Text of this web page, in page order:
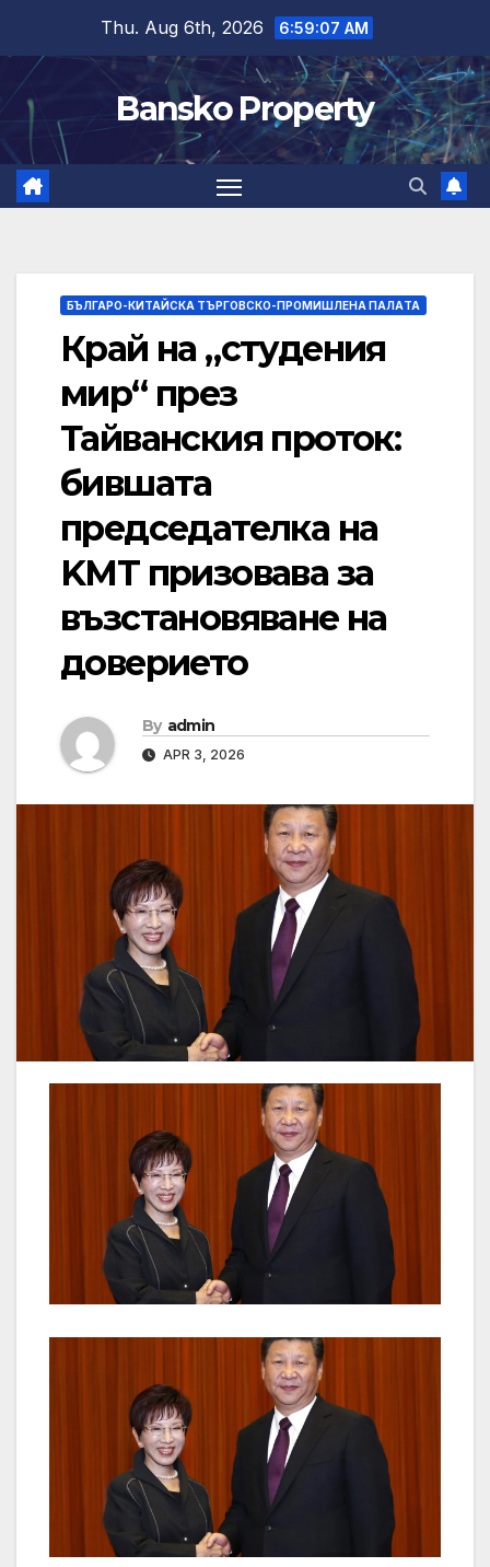
content
Thu. Aug 6th, 2026 6:59:08 AM
Bansko Property
БЪЛГАРО-КИТАЙСКА ТЪРГОВСКО-ПРОМИШЛЕНА ПАЛAТА
Край на „студения
мир“ през
Тайванския проток:
бившата
председателка на
KMT призовава за
възстановяване на
доверието
By admin
APR 3, 2026